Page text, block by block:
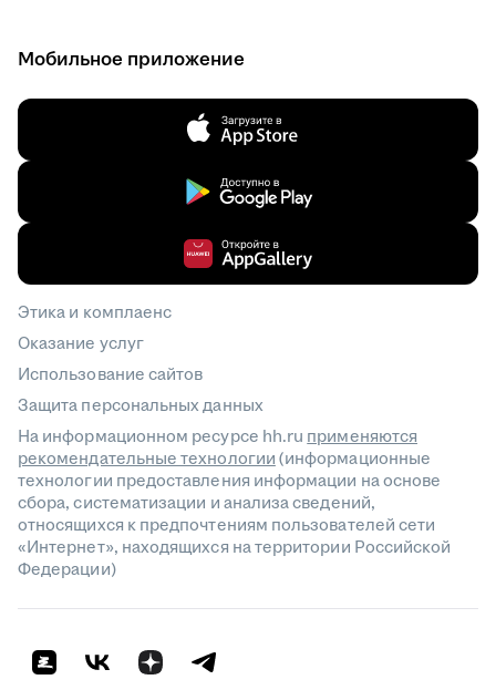
Мобильное приложение
Этика и комплаенс
Оказание услуг
Использование сайтов
Защита персональных данных
На информационном ресурсе hh.ru применяются
рекомендательные технологии(информационные
технологии предоставления информации на основе
сбора, систематизации и анализа сведений,
относящихся к предпочтениям пользователей сети
«Интернет», находящихся на территории Российской
Федерации)